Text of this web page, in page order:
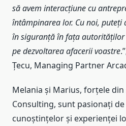
să avem interacțiune cu
întâmpinarea lor. Cu noi, puteți
în siguranță în fața autorităților
pe dezvoltarea afacerii voastre
Țecu, Managing Partner
Melania și Marius, forțele
Consulting, sunt pasionați
cunoștințelor și experienței